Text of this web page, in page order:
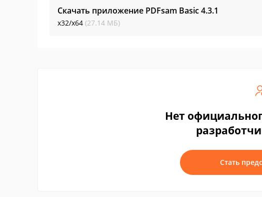
Скачать приложение PDFsam Basic4.3.1
x32/x64 (27.14 МБ)
Нет
Стать